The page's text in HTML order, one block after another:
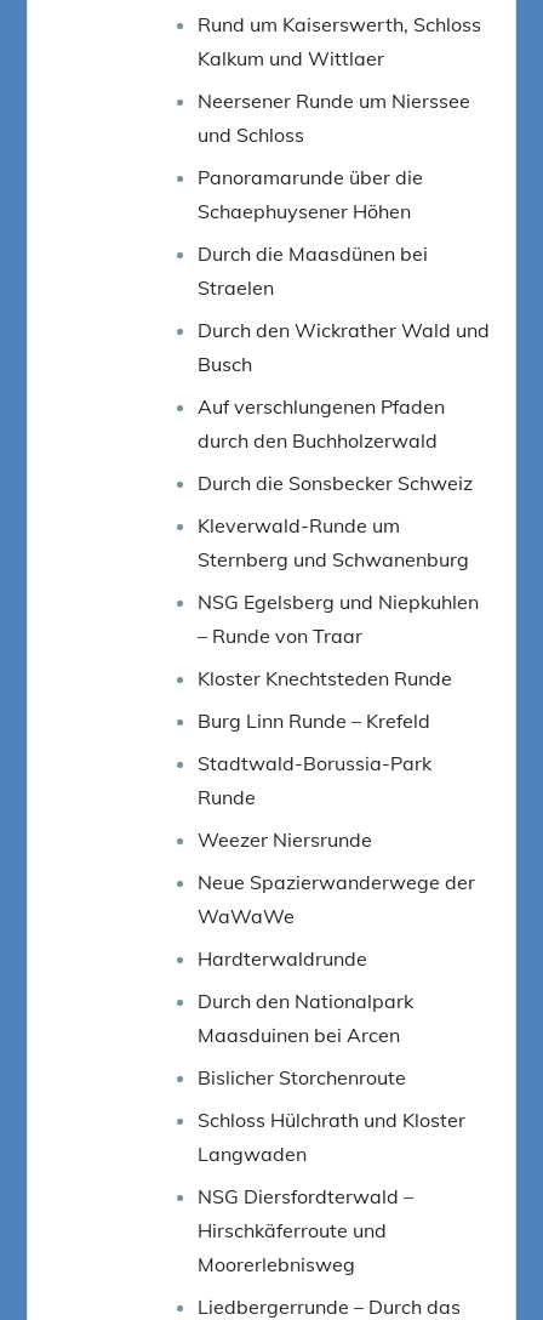
Rund um Kaiserswerth, Schloss
Kalkum und Wittlaer
Neersener Runde um Nierssee
und Schloss
Panoramarunde über die
Schaephuysener Höhen
Durch die Maasdünen bei
Straelen
Durch den Wickrather Wald und
Busch
Auf verschlungenen Pfaden
durch den Buchholzerwald
Durch die Sonsbecker Schweiz
Kleverwald-Runde um
Sternberg und Schwanenburg
NSG Egelsberg und Niepkuhlen
– Runde von Traar
Kloster Knechtsteden Runde
Burg Linn Runde – Krefeld
Stadtwald-Borussia-Park
Runde
Weezer Niersrunde
Neue Spazierwanderwege der
WaWaWe
Hardterwaldrunde
Durch den Nationalpark
Maasduinen bei Arcen
Bislicher Storchenroute
Schloss Hülchrath und Kloster
Langwaden
NSG Diersfordterwald –
Hirschkäferroute und
Moorerlebnisweg
Liedbergerrunde – Durch das